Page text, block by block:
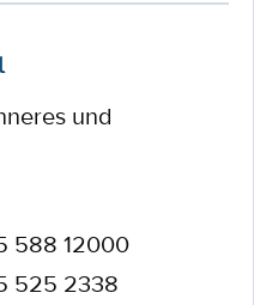
und
588 12000
525 2338